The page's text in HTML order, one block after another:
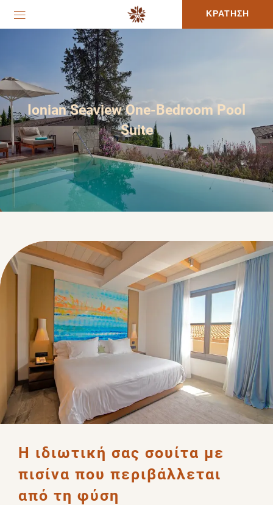
ΚΡΑΤΗΣΗ
Ionian Seaview One-Bedroom Pool
Suite
Η ιδιωτική σας σουίτα με
πισίνα που περιβάλλεται
από τη φύση